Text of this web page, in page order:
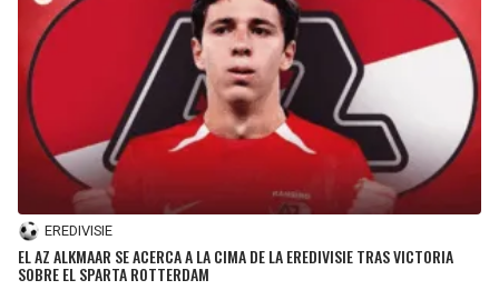
EREDIVISIE
EL AZ ALKMAAR SE ACERCA A LA CIMA DE LA EREDIVISIE TRAS VICTORIA
SOBRE EL SPARTA ROTTERDAM